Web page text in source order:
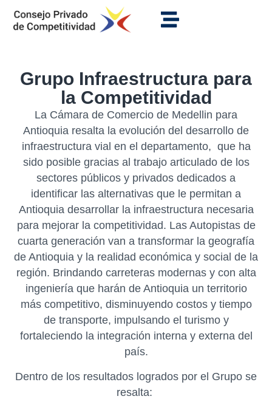
Grupo Infraestructura para
la Competitividad
La Cámara de Comercio de Medellin para
Antioquia resalta la evolución del desarrollo de
infraestructura vial en el departamento, que ha
sido posible gracias al trabajo articulado de los
sectores públicos y privados dedicados a
identificar las alternativas que le permitan a
Antioquia desarrollar la infraestructura necesaria
para mejorar la competitividad. Las Autopistas de
cuarta generación van a transformar la geografía
de Antioquia y la realidad económica y social de la
región. Brindando carreteras modernas y con alta
ingeniería que harán de Antioquia un territorio
más competitivo, disminuyendo costos y tiempo
de transporte, impulsando el turismo y
fortaleciendo la integración interna y externa del
país.
Dentro de los resultados logrados por el Grupo se
resalta: